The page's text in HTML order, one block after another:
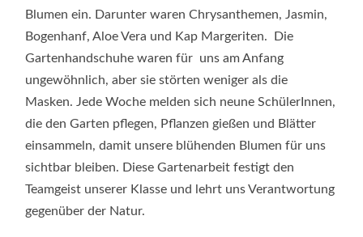
Blumen ein. Darunter waren Chrysanthemen, Jasmin,
Bogenhanf, Aloe Vera und Kap Margeriten. Die
Gartenhandschuhe waren für uns am Anfang
ungewöhnlich, aber sie störten weniger als die
Masken. Jede Woche melden sich neune SchülerInnen,
die den Garten pflegen, Pflanzen gießen und Blätter
einsammeln, damit unsere blühenden Blumen für uns
sichtbar bleiben. Diese Gartenarbeit festigt den
Teamgeist unserer Klasse und lehrt uns Verantwortung
gegenüber der Natur.